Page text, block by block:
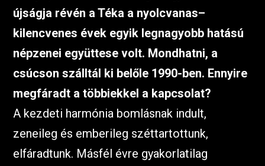
újságja révén a Téka a nyolcvanas–
kilencvenes évek egyik legnagyobb hatású
népzenei együttese volt. Mondhatni, a
csúcson szálltál ki belőle 1990-ben. Ennyire
megfáradt a többiekkel a kapcsolat?
A kezdeti harmónia bomlásnak indult,
zeneileg és emberileg széttartottunk,
elfáradtunk. Másfél évre gyakorlatilag